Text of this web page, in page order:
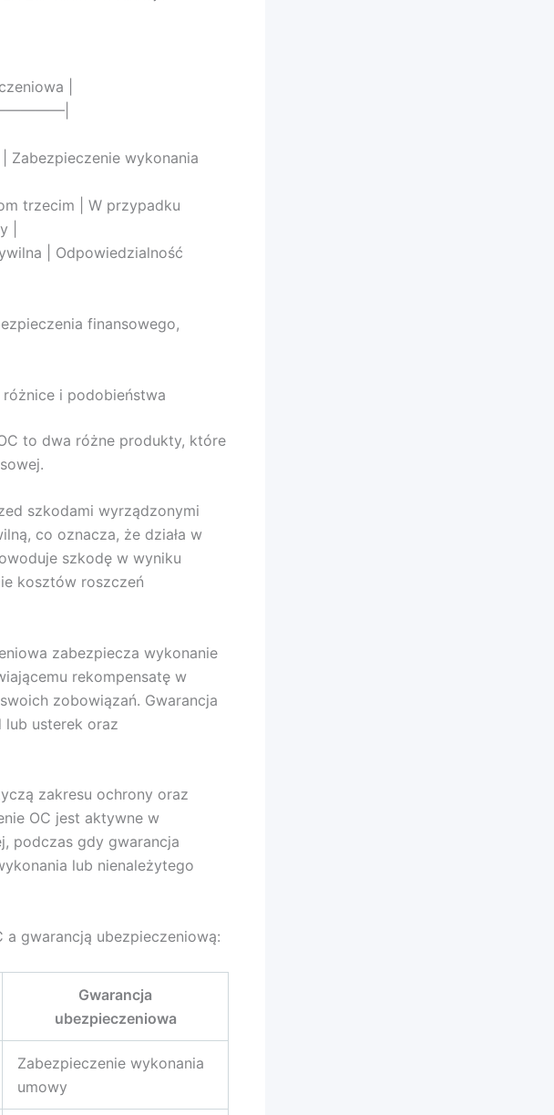
|
Zabezpieczenie wykonania
trzecim | W przypadku
|
| Odpowiedzialność
finansowego,
i podobieństwa
to dwa różne produkty, które
szkodami wyrządzonymi
co oznacza, że działa w
szkodę w wyniku
kosztów roszczeń
zabezpiecza wykonanie
rekompensatę w
zobowiązań. Gwarancja
lub usterek oraz
zakresu ochrony oraz
OC jest aktywne w
podczas gdy gwarancja
lub nienależytego
gwarancją ubezpieczeniową:
Gwarancja
ubezpieczeniowa
Zabezpieczenie wykonania
umowy